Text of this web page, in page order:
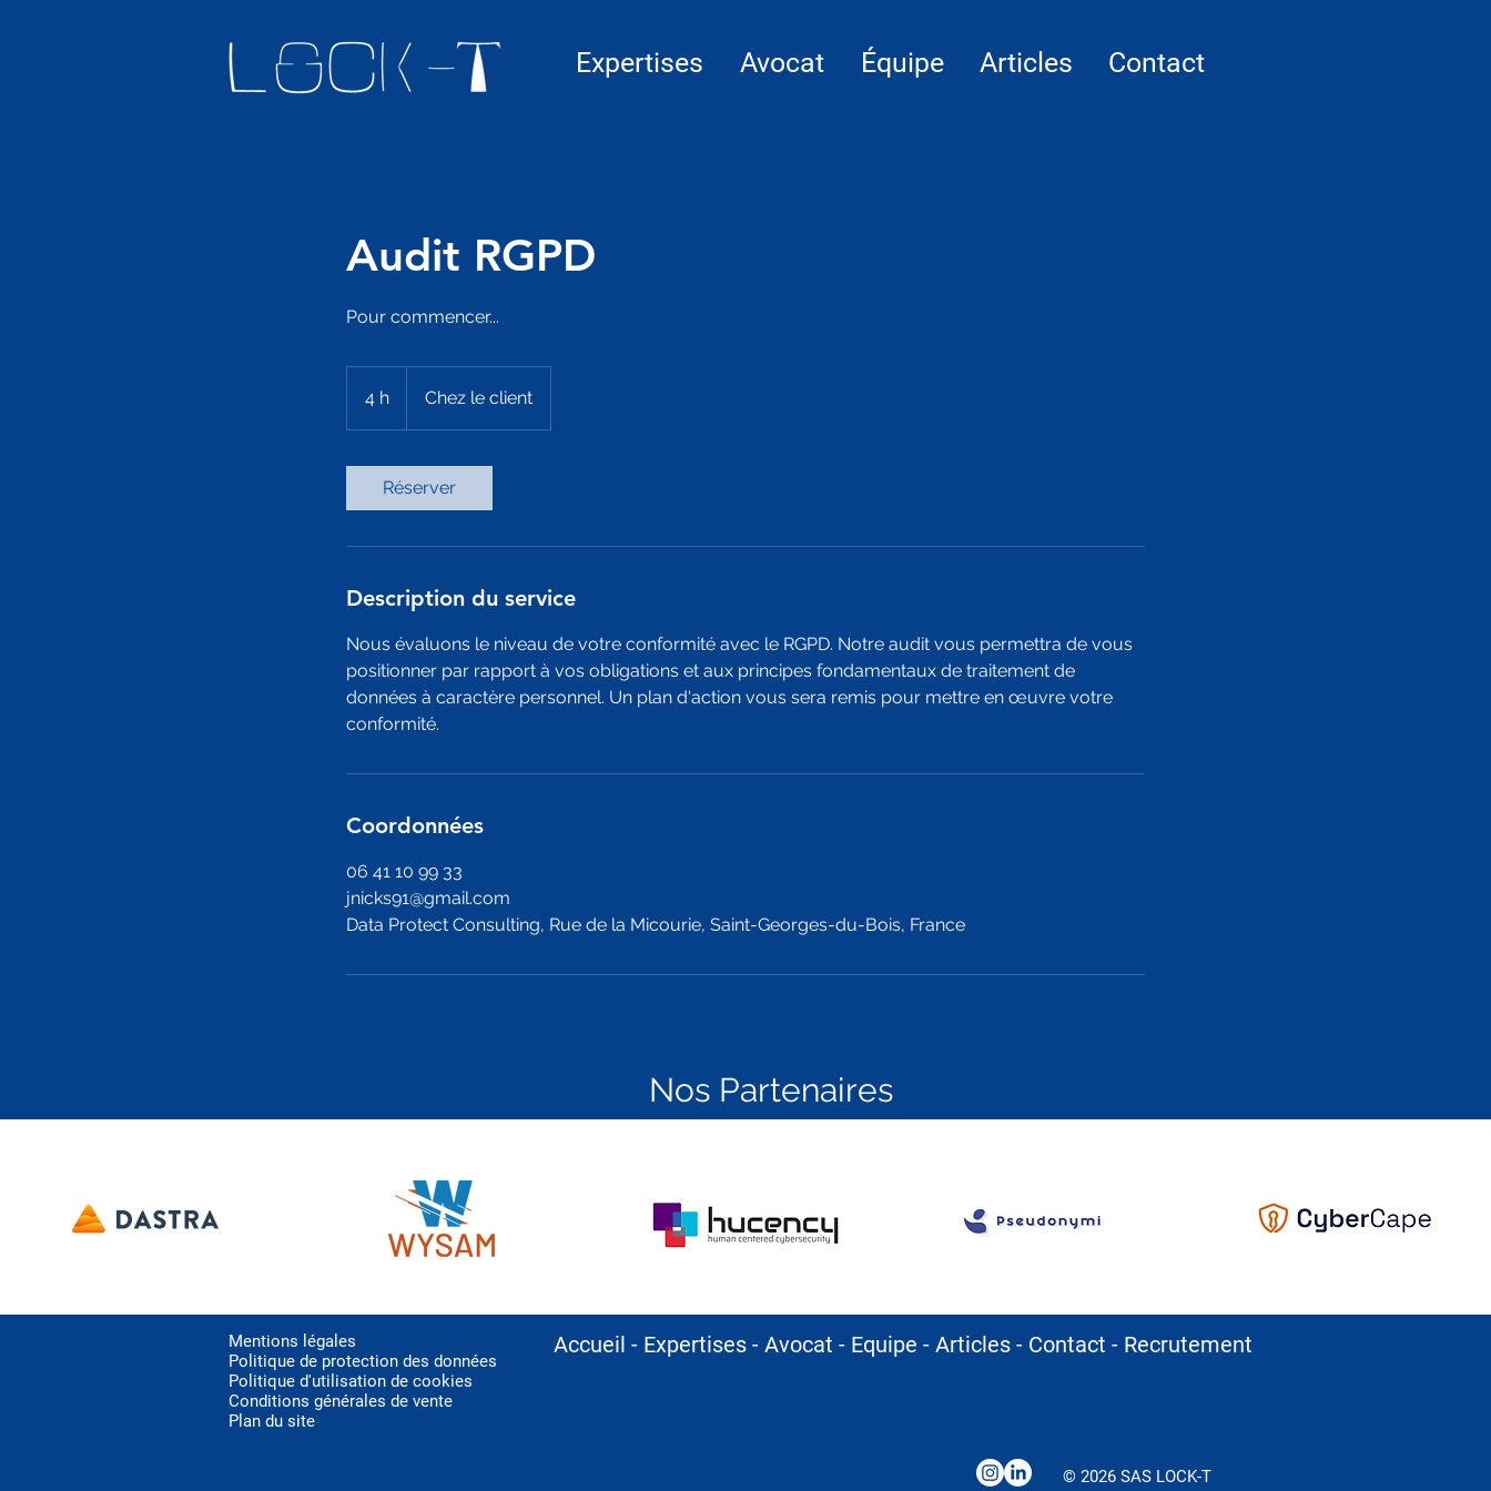
Expertises Avocat Équipe Articles Contact
Audit RGPD
Pour commencer...
4 h
h
Chez le client
Réserver
Description du service
Nous évaluons le niveau de votre conformité avec le RGPD. Notre audit vous permettra de vous
positionner par rapport à vos obligations et aux principes fondamentaux de traitement de
données à caractère personnel. Un plan d'action vous sera remis pour mettre en œuvre votre
conformité.
Coordonnées
06 41 10 99 33
jnicks91@gmail.com
Data Protect Consulting, Rue de la Micourie, Saint-Georges-du-Bois, France
Nos Partenaires
Mentions légales
Politique de protection des données
Politique d'utilisation de cookies
Conditions générales de vente
Plan du site
Accueil - Expertises - Avocat - Equipe - Articles - Contact - Recrutement
© 2026 SAS LOCK-T